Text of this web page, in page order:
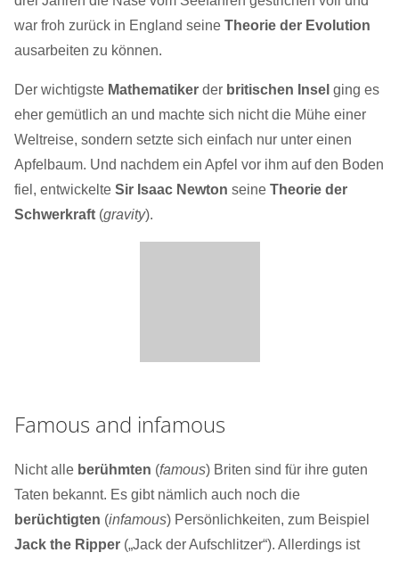
war froh zurück in England seine Theorie der Evolution
ausarbeiten zu können.
Der wichtigste Mathematiker der britischen Insel ging es
eher gemütlich an und machte sich nicht die Mühe einer
Weltreise, sondern setzte sich einfach nur unter einen
Apfelbaum. Und nachdem ein Apfel vor ihm auf den Boden
fiel, entwickelte Sir Isaac Newton seine Theorie der
Schwerkraft (gravity).
Famous and infamous
Nicht alle berühmten (famous) Briten sind für ihre guten
Taten bekannt. Es gibt nämlich auch noch die
berüchtigten (infamous) Persönlichkeiten, zum Beispiel
Jack the Ripper („Jack der Aufschlitzer“). Allerdings ist